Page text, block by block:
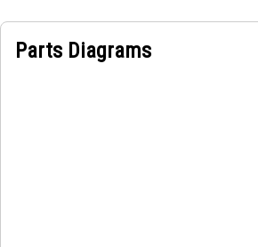
Parts Diagrams